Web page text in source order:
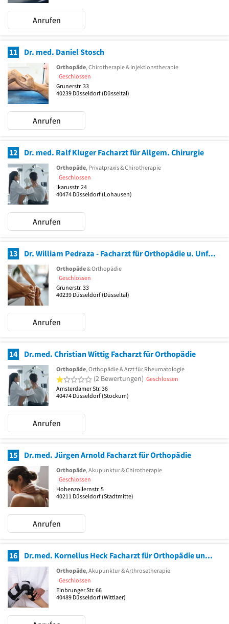
Anrufen
11 Dr. med. Daniel Stosch
Orthopäde, Chirotherapie & Injektionstherapie
Geschlossen
Grunerstr. 33
40239 Düsseldorf (Düsseltal)
Anrufen
12 Dr. med. Ralf Kluger Facharzt für Allgem. Chirurgie
Orthopäde, Privatpraxis & Chirotherapie
Geschlossen
Ikarusstr. 24
40474 Düsseldorf (Lohausen)
Anrufen
13 Dr. William Pedraza - Facharzt für Orthopädie u. Unfallchirurgie - Privatpraxis Düsseldorf
Orthopäde& Orthopädie
Geschlossen
Grunerstr. 33
40239 Düsseldorf (Düsseltal)
Anrufen
14 Dr.med. Christian Wittig Facharzt für Orthopädie
Orthopäde, Orthopädie & Arzt für Rheumatologie
1 von 5 Sternen
(2 Bewertungen) Geschlossen
Amsterdamer Str. 36
40474 Düsseldorf (Stockum)
Anrufen
15 Dr.med. Jürgen Arnold Facharzt für Orthopädie
Orthopäde, Akupunktur & Chirotherapie
Geschlossen
Hohenzollernstr. 5
40211 Düsseldorf (Stadtmitte)
Anrufen
16 Dr.med. Kornelius Heck Facharzt für Orthopädie und Unfallchirurgie
Orthopäde, Akupunktur & Arthrosetherapie
Geschlossen
Einbrunger Str. 66
40489 Düsseldorf (Wittlaer)